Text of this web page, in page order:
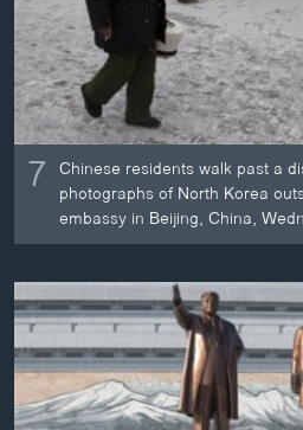
7 Chinese residents walk past a
photographs of North Korea
embassy in Beijing, China,